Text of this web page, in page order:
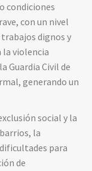
condiciones
con un nivel
dignos y
violencia
Guardia Civil de
generando un
social y la
la
para
de